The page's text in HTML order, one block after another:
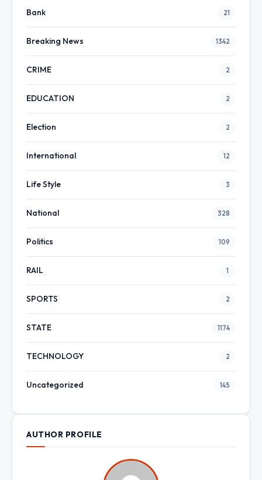
Bank 21
Breaking News 1342
CRIME 2
EDUCATION 2
Election 2
International 12
Life Style 3
National 328
Politics 109
RAIL 1
SPORTS 2
STATE 1174
TECHNOLOGY 2
Uncategorized 145
AUTHOR PROFILE